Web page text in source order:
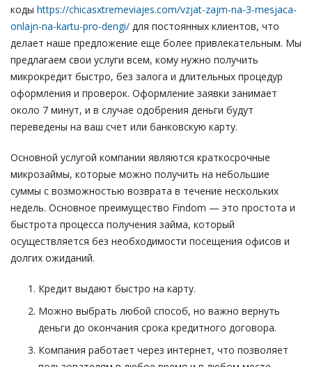
коды https://chicasxtremeviajes.com/vzjat-zajm-na-3-mesjaca-
onlajn-na-kartu-pro-dengi/ для постоянных клиентов, что
делает наше предложение еще более привлекательным. Мы
предлагаем свои услуги всем, кому нужно получить
микрокредит быстро, без залога и длительных процедур
оформления и проверок. Оформление заявки занимает
около 7 минут, и в случае одобрения деньги будут
переведены на ваш счет или банковскую карту.
Основной услугой компании являются краткосрочные
микрозаймы, которые можно получить на небольшие
суммы с возможностью возврата в течение нескольких
недель. Основное преимущество Findom — это простота и
быстрота процесса получения займа, который
осуществляется без необходимости посещения офисов и
долгих ожиданий.
Кредит выдают быстро на карту.
Можно выбрать любой способ, но важно вернуть
деньги до окончания срока кредитного договора.
Компания работает через интернет, что позволяет